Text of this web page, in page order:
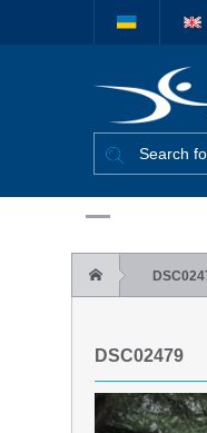
DSC02479